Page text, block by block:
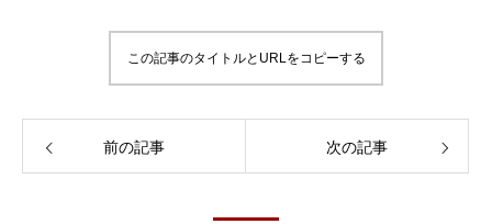
この記事のタイトルとURLをコピーする
前の記事 次の記事